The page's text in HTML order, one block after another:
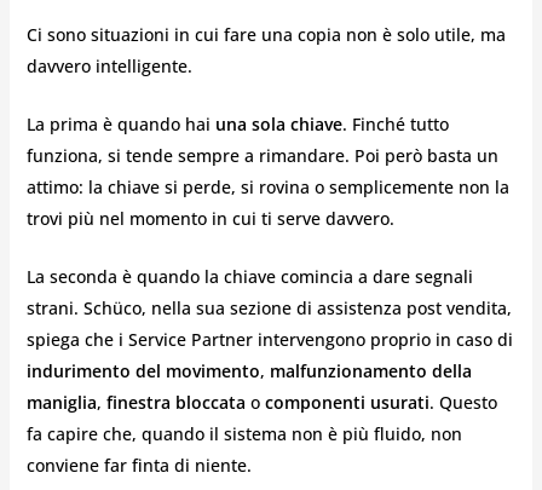
Ci sono situazioni in cui fare una copia non è solo utile, ma
davvero intelligente.
La prima è quando hai una sola chiave. Finché tutto
funziona, si tende sempre a rimandare. Poi però basta un
attimo: la chiave si perde, si rovina o semplicemente non la
trovi più nel momento in cui ti serve davvero.
La seconda è quando la chiave comincia a dare segnali
strani. Schüco, nella sua sezione di assistenza post vendita,
spiega che i Service Partner intervengono proprio in caso di
indurimento del movimento, malfunzionamento della
maniglia, finestra bloccata o componenti usurati. Questo
fa capire che, quando il sistema non è più fluido, non
conviene far finta di niente.